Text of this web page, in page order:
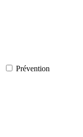
Prévention